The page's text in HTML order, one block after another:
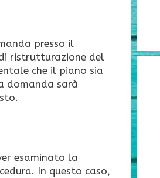
presso il
ristrutturazione del
che il piano sia
domanda sarà
esaminato la
In questo caso,